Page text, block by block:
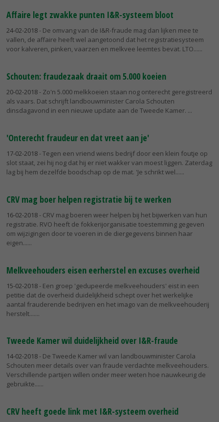
Affaire legt zwakke punten I&R-systeem bloot
24-02-2018- De omvang van de I&R-fraude mag dan lijken mee te
vallen, de affaire heeft wel aangetoond dat het registratiesysteem
voor kalveren, pinken, vaarzen en melkvee leemtes bevat. LTO...
Schouten: fraudezaak draait om 5.000 koeien
20-02-2018- Zo'n 5.000 melkkoeien staan nog onterecht geregistreerd
als vaars. Dat schrijft landbouwminister Carola Schouten
dinsdagavond in een nieuwe update aan de Tweede Kamer.
'Onterecht fraudeur en dat vreet aan je'
17-02-2018- Tegen een vriend wiens bedrijf door een klein foutje op
slot staat, zei hij nog dat hij er niet wakker van moest liggen. Zaterdag
lag bij hem dezelfde boodschap op de mat. 'Je schrikt wel...
CRV mag boer helpen registratie bij te werken
16-02-2018- CRV mag boeren weer helpen bij het bijwerken van hun
registratie. RVO heeft de fokkerijorganisatie toestemming gegeven
om wijzigingen door te voeren in de diergegevens binnen haar
eigen...
Melkveehouders eisen eerherstel en excuses overheid
15-02-2018- Een groep 'gedupeerde melkveehouders' eist in een
petitie dat de overheid duidelijkheid schept over het werkelijke
aantal frauderende bedrijven en het imago van de melkveehouderij
herstelt....
Tweede Kamer wil duidelijkheid over I&R-fraude
14-02-2018- De Tweede Kamer wil van landbouwminister Carola
Schouten meer details over van fraude verdachte melkveehouders.
Verschillende partijen willen onder meer weten hoe nauwkeurig de
gebruikte...
CRV heeft goede link met I&R-systeem overheid